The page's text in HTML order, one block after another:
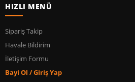
HIZLI MENÜ
Sipariş Takip
Havale Bildirim
İletişim Formu
Bayi Ol / Giriş Yap